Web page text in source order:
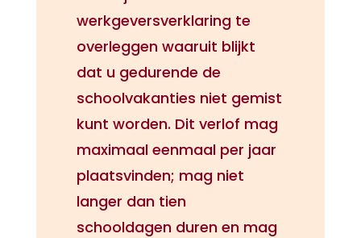
werkgeversverklaring te
overleggen waaruit blijkt
dat u gedurende de
schoolvakanties niet gemist
kunt worden. Dit verlof mag
maximaal eenmaal per jaar
plaatsvinden; mag niet
langer dan tien
schooldagen duren en mag